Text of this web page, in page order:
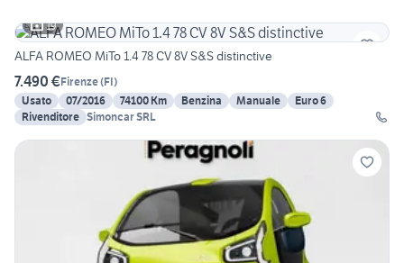
19
ALFA ROMEO MiTo 1.4 78 CV 8V S&S distinctive
7.490 €Firenze(FI)
Usato
07/2016 74100 Km Benzina Manuale
Euro 6
Rivenditore Simoncar SRL